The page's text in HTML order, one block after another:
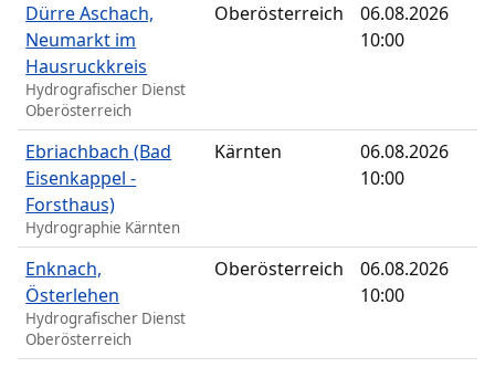
Dürre Aschach,
Neumarkt im
Hausruckkreis
Hydrografischer Dienst
Oberösterreich
Oberösterreich
06.08.2026
10:00
Ebriachbach (Bad
Eisenkappel -
Forsthaus)
Hydrographie Kärnten
Kärnten
06.08.2026
10:00
Enknach,
Österlehen
Hydrografischer Dienst
Oberösterreich
Oberösterreich
06.08.2026
10:00